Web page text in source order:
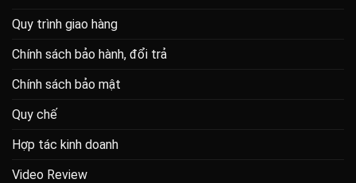
Quy trình giao hàng
Chính sách bảo hành, đổi trả
Chính sách bảo mật
Quy chế
Hợp tác kinh doanh
Video Review